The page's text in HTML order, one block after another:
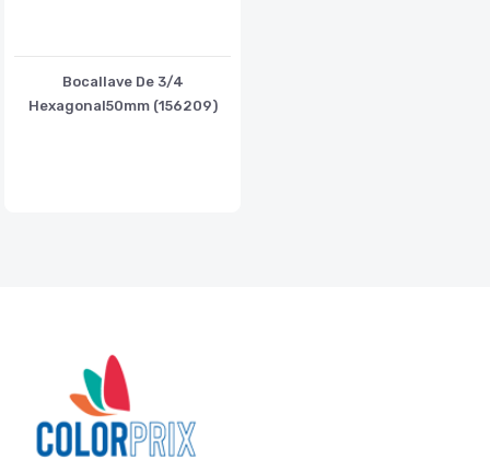
Bocallave De 3/4
Hexagonal50mm (156209)